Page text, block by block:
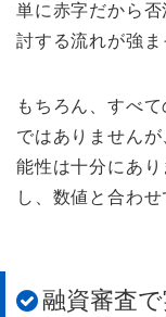
単に赤字だから
討する流れが強ま
もちろん、すべ
ではありません
能性は十分にあ
し、数値と合わ
融資審査